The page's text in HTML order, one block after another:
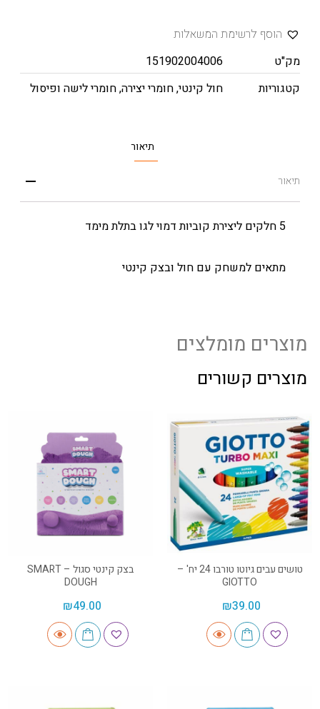
הוסף לרשימת המשאלות
מק"ט
151902004006
קטגוריות
חול קינטי,חומרי יצירה,חומרי לישה ופיסול
תיאור
תיאור
5 חלקים ליצירת קוביות דמוי לגו בתלת מימד
מתאים למשחק עם חול ובצק קינטי
מוצרים מומלצים
מוצרים קשורים
טושים עבים גיוטו טורבו 24 יח' –
GIOTTO
₪39.00
בצק קינטי סגול – SMART
DOUGH
₪49.00